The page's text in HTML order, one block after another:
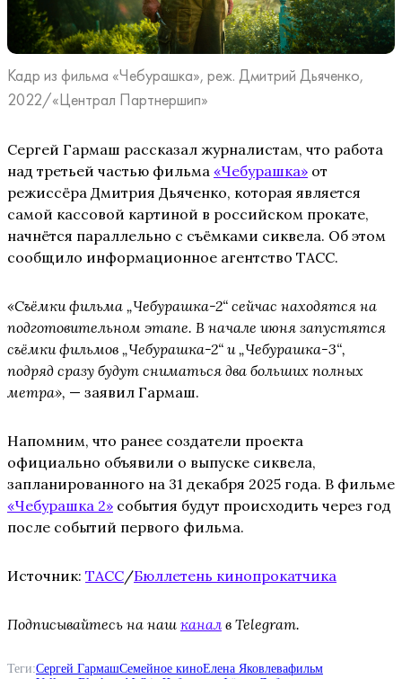
Кадр из фильма «Чебурашка», реж. Дмитрий Дьяченко,
2022/«Централ Партнершип»
Сергей Гармаш рассказал журналистам, что работа
над третьей частью фильма «Чебурашка» от
режиссёра Дмитрия Дьяченко, которая является
самой кассовой картиной в российском прокате,
начнётся параллельно с съёмками сиквела. Об этом
сообщило информационное агентство ТАСС.
«Съёмки фильма „Чебурашка-2“ сейчас находятся на
подготовительном этапе. В начале июня запустятся
съёмки фильмов „Чебурашка-2“ и „Чебурашка-3“,
подряд сразу будут сниматься два больших полных
метра», — заявил Гармаш.
Напомним, что ранее создатели проекта
официально объявили о выпуске сиквела,
запланированного на 31 декабря 2025 года. В фильме
«Чебурашка 2» события будут происходить через год
после событий первого фильма.
Источник: ТАСС/Бюллетень кинопрокатчика
Подписывайтесь на наш канал в Telegram.
Теги:Сергей ГармашСемейное киноЕлена Яковлевафильм